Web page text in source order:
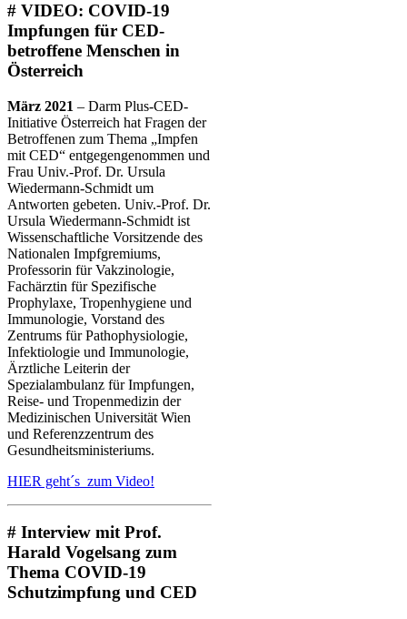
# VIDEO: COVID-19
Impfungen für CED-
betroffene Menschen in
Österreich
März 2021 – Darm Plus-CED-
Initiative Österreich hat Fragen der
Betroffenen zum Thema „Impfen
mit CED“ entgegengenommen und
Frau Univ.-Prof. Dr. Ursula
Wiedermann-Schmidt um
Antworten gebeten. Univ.-Prof. Dr.
Ursula Wiedermann-Schmidt ist
Wissenschaftliche Vorsitzende des
Nationalen Impfgremiums,
Professorin für Vakzinologie,
Fachärztin für Spezifische
Prophylaxe, Tropenhygiene und
Immunologie, Vorstand des
Zentrums für Pathophysiologie,
Infektiologie und Immunologie,
Ärztliche Leiterin der
Spezialambulanz für Impfungen,
Reise- und Tropenmedizin der
Medizinischen Universität Wien
und Referenzzentrum des
Gesundheitsministeriums.
HIER geht´s zum Video!
# Interview mit Prof.
Harald Vogelsang zum
Thema COVID-19
Schutzimpfung und CED